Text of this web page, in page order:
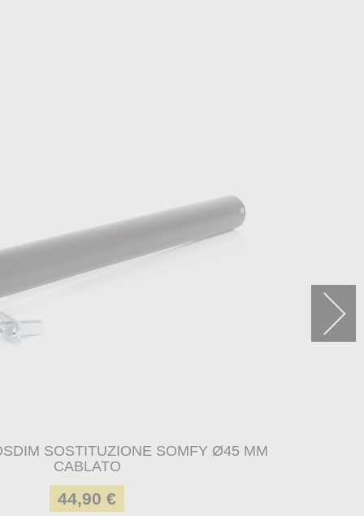
SOSTITUZIONE SOMFY Ø45 MM
CABLATO
44,90 €